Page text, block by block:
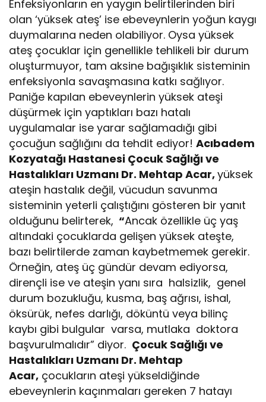
Enfeksiyonların en yaygın belirtilerinden biri
olan ‘yüksek ateş’ ise ebeveynlerin yoğun kaygı
duymalarına neden olabiliyor. Oysa yüksek
ateş çocuklar için genellikle tehlikeli bir durum
oluşturmuyor, tam aksine bağışıklık sisteminin
enfeksiyonla savaşmasına katkı sağlıyor.
Paniğe kapılan ebeveynlerin yüksek ateşi
düşürmek için yaptıkları bazı hatalı
uygulamalar ise yarar sağlamadığı gibi
çocuğun sağlığını da tehdit ediyor!Acıbadem
Kozyatağı Hastanesi Çocuk Sağlığı ve
Hastalıkları Uzmanı Dr. Mehtap Acar,yüksek
ateşin hastalık değil, vücudun savunma
sisteminin yeterli çalıştığını gösteren bir yanıt
olduğunu belirterek, “Ancak özellikle üç yaş
altındaki çocuklarda gelişen yüksek ateşte,
bazı belirtilerde zaman kaybetmemek gerekir.
Örneğin, ateş üç gündür devam ediyorsa,
dirençli ise ve ateşin yanı sıra halsizlik, genel
durum bozukluğu, kusma, baş ağrısı, ishal,
öksürük, nefes darlığı, döküntü veya bilinç
kaybı gibi bulgular varsa, mutlaka doktora
başvurulmalıdır” diyor. Çocuk Sağlığı ve
Hastalıkları Uzmanı Dr. Mehtap
Acar, çocukların ateşi yükseldiğinde
ebeveynlerin kaçınmaları gereken 7 hatayı